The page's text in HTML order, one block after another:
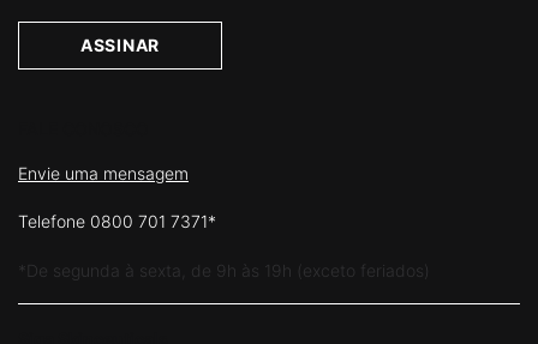
ASSINAR
Envie uma mensagem
Telefone 0800 701 7371*
*De segunda à sexta, de 9h às 19h (exceto feriados)